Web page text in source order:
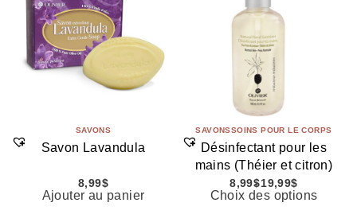
SAVONS
Savon Lavandula
8,99$
Ajouter au panier
SAVONSSOINS POUR LE CORPS
Désinfectant pour les
mains (Théier et citron)
8,99$19,99$
Choix des options